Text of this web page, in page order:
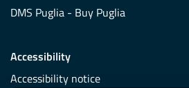
DMS Puglia - Buy Puglia
Accessibility
Accessibility notice